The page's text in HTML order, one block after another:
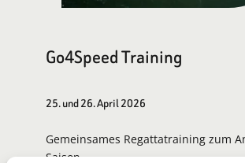
Go4Speed Training
25. und 26. April 2026
Gemeinsames Regattatraining zum
Saison.